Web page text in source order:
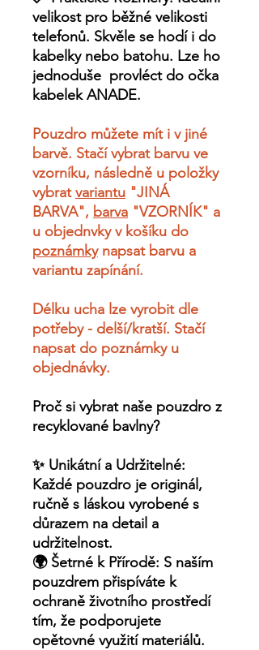
velikost pro běžné velikosti
telefonů. Skvěle se hodí i do
kabelky nebo batohu. Lze ho
jednoduše provléct do očka
kabelek ANADE.
Pouzdro můžete mít i v jiné
barvě. Stačí vybrat barvu ve
vzorníku, následně u položky
vybratvariantu "JINÁ
BARVA", barva "VZORNÍK" a
u objednvky v košíku do
poznámkynapsat barvu a
variantu zapínání.
Délku ucha lze vyrobit dle
potřeby - delší/kratší. Stačí
napsat do poznámky u
objednávky.
Proč si vybrat naše pouzdro z
recyklované bavlny?
✨ Unikátní a Udržitelné:
Každé pouzdro je originál,
ručně s láskou vyrobené s
důrazem na detail a
udržitelnost.
🌍 Šetrné k Přírodě: S naším
pouzdrem přispíváte k
ochraně životního prostředí
tím, že podporujete
opětovné využití materiálů.